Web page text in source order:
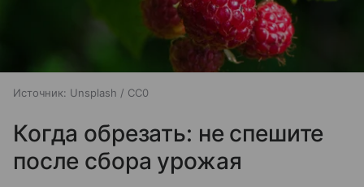
Источник: Unsplash / CC0
Когда обрезать: не спешите
после сбора урожая